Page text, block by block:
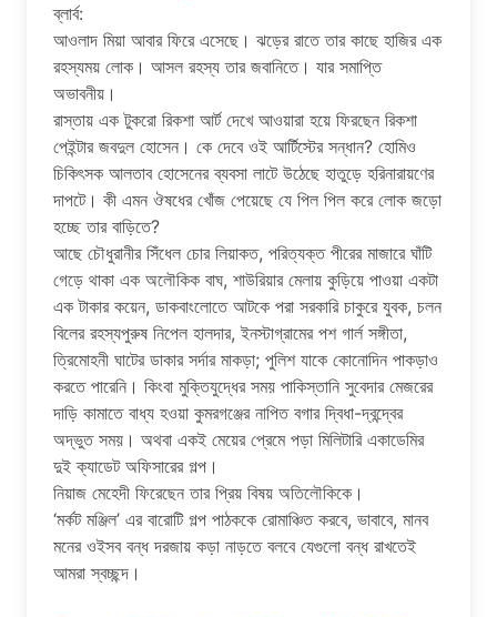
ব্লার্ব:
আওলাদ মিয়া আবার ফিরে এসেছে। ঝড়ের রাতে তার কাছে হাজির এক
রহস্যময় লোক। আসল রহস্য তার জবানিতে। যার সমাপ্তি
অভাবনীয়।
রাস্তায় এক টুকরো রিকশা আর্ট দেখে আওয়ারা হয়ে ফিরছেন রিকশা
পেইন্টার জবদুল হোসেন। কে দেবে ওই আর্টিস্টের সন্ধান? হোমিও
চিকিৎসক আলতাব হোসেনের ব্যবসা লাটে উঠেছে হাতুড়ে হরিনারায়ণের
দাপটে। কী এমন ঔষধের খোঁজ পেয়েছে যে পিল পিল করে লোক জড়ো
হচ্ছে তার বাড়িতে?
আছে চৌধুরানীর সিঁধেল চোর লিয়াকত, পরিত্যক্ত পীরের মাজারে ঘাঁটি
গেড়ে থাকা এক অলৌকিক বাঘ, শাউরিয়ার মেলায় কুড়িয়ে পাওয়া একটা
এক টাকার কয়েন, ডাকবাংলোতে আটকে পরা সরকারি চাকুরে যুবক, চলন
বিলের রহস্যপুরুষ নিপেল হালদার, ইনস্টাগ্রামের পশ গার্ল সঙ্গীতা,
ত্রিমোহনী ঘাটের ডাকার সর্দার মাকড়া; পুলিশ যাকে কোনোদিন পাকড়াও
করতে পারেনি। কিংবা মুক্তিযুদ্ধের সময় পাকিস্তানি সুবেদার মেজরের
দাড়ি কামাতে বাধ্য হওয়া কুমরগঞ্জের নাপিত বগার দ্বিধা-দ্বন্দ্বের
অদ্ভুত সময়। অথবা একই মেয়ের প্রেমে পড়া মিলিটারি একাডেমির
দুই ক্যাডেট অফিসারের গল্প।
নিয়াজ মেহেদী ফিরেছেন তার প্রিয় বিষয় অতিলৌকিকে।
‘মর্কট মঞ্জিল’ এর বারোটি গল্প পাঠককে রোমাঞ্চিত করবে, ভাবাবে, মানব
মনের ওইসব বন্ধ দরজায় কড়া নাড়তে বলবে যেগুলো বন্ধ রাখতেই
আমরা স্বচ্ছন্দ।